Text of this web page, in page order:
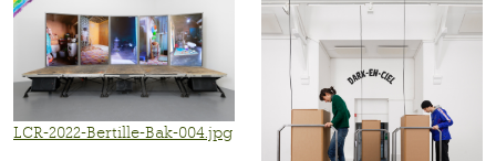
LCR-2022-Bertille-Bak-004.jpg